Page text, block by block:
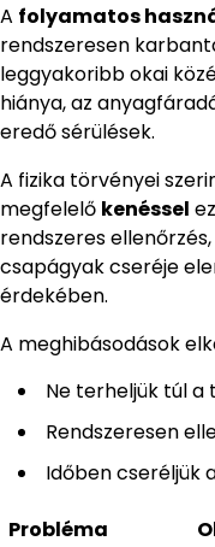
A folyamatos
rendszeresen
leggyakoribb okai
hiánya, az
eredő sérülések.
A fizika törvényei
megfelelő kenéssel
rendszeres
csapágyak cseréje
érdekében.
A meghibásodások
Ne terheljük túl a
Rendszeresen
Időben cseréljük
Probléma